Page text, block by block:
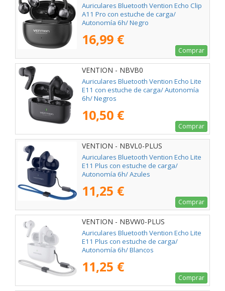
Auriculares Bluetooth Vention Echo Clip
A11 Pro con estuche de carga/
Autonomía 6h/ Negro
16,99 €
Comprar
VENTION - NBVB0
Auriculares Bluetooth Vention Echo Lite
E11 con estuche de carga/ Autonomía
6h/ Negros
10,50 €
Comprar
VENTION - NBVL0-PLUS
Auriculares Bluetooth Vention Echo Lite
E11 Plus con estuche de carga/
Autonomía 6h/ Azules
11,25 €
Comprar
VENTION - NBVW0-PLUS
Auriculares Bluetooth Vention Echo Lite
E11 Plus con estuche de carga/
Autonomía 6h/ Blancos
11,25 €
Comprar